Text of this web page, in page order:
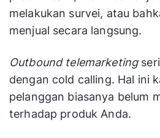
melakukan survei, atau
menjual secara langsung.
Outbound telemarketing
dengan cold calling. Hal ini
pelanggan biasanya belum
terhadap produk Anda.